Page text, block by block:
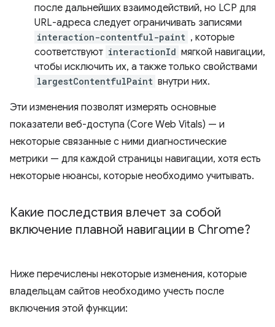
после дальнейших взаимодействий, но LCP для
URL-адреса следует ограничивать записями
interaction-contentful-paint , которые
соответствуют interactionId мягкой навигации,
чтобы исключить их, а также только свойствами
largestContentfulPaint внутри них.
Эти изменения позволят измерять основные
показатели веб-доступа (Core Web Vitals) — и
некоторые связанные с ними диагностические
метрики — для каждой страницы навигации, хотя есть
некоторые нюансы, которые необходимо учитывать.
Какие последствия влечет за собой
включение плавной навигации в Chrome?
Ниже перечислены некоторые изменения, которые
владельцам сайтов необходимо учесть после
включения этой функции: